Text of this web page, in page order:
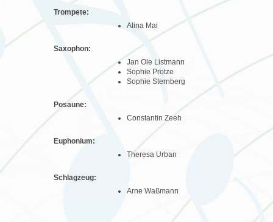
Trompete:
Alina Mai
Saxophon:
Jan Ole Listmann
Sophie Protze
Sophie Sternberg
Posaune:
Constantin Zeeh
Euphonium:
Theresa Urban
Schlagzeug:
Arne Waßmann